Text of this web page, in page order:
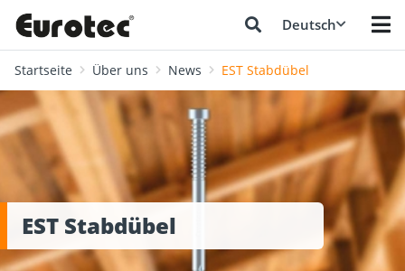
Deutsch
Startseite Über uns News EST Stabdübel
EST Stabdübel